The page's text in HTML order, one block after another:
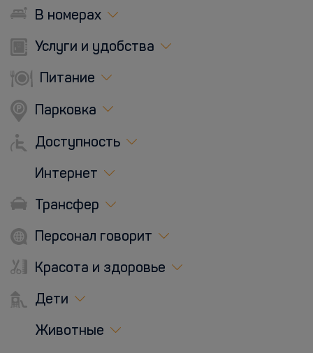
В номерах
Услуги и удобства
Питание
Парковка
Доступность
Интернет
Трансфер
Персонал говорит
Красота и здоровье
Дети
Животные